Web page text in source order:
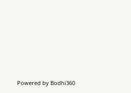
Powered by Bodhi360